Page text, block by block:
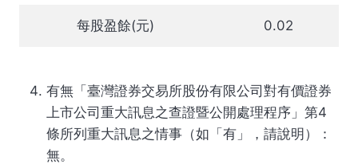
每股盈餘(元) 0.02
有無「臺灣證券交易所股份有限公司對有價證券
上市公司重大訊息之查證暨公開處理程序」第4
條所列重大訊息之情事（如「有」，請說明）：
無。